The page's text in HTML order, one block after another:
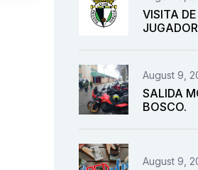
VISITA
August 9,
SALIDA
BOSCO.
August 9,